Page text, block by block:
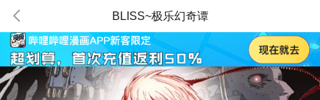
BLISS~极乐幻奇谭